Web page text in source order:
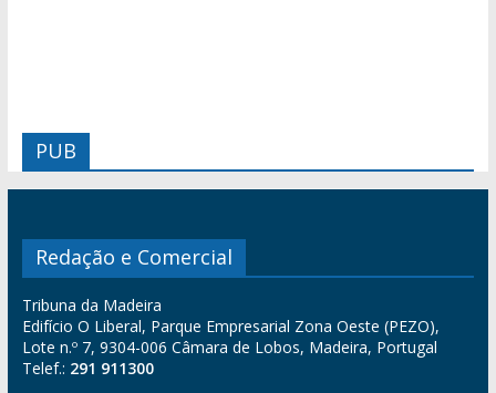
PUB
Redação e Comercial
Tribuna da Madeira
Edifício O Liberal, Parque Empresarial Zona Oeste (PEZO),
Lote n.º 7, 9304-006 Câmara de Lobos, Madeira, Portugal
Telef.: 291 911300